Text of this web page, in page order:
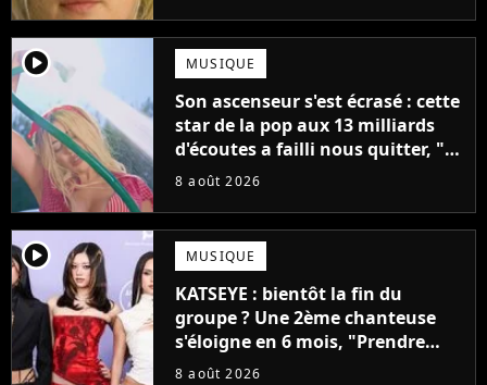
player2 MUSIQUE
Son ascenseur s'est écrasé : cette
star de la pop aux 13 milliards
d'écoutes a failli nous quitter, "Je
pensais ne plus jamais chanter"
8 août 2026
player2 MUSIQUE
KATSEYE : bientôt la fin du
groupe ? Une 2ème chanteuse
s'éloigne en 6 mois, "Prendre
cette décision n’a pas été facile"
8 août 2026